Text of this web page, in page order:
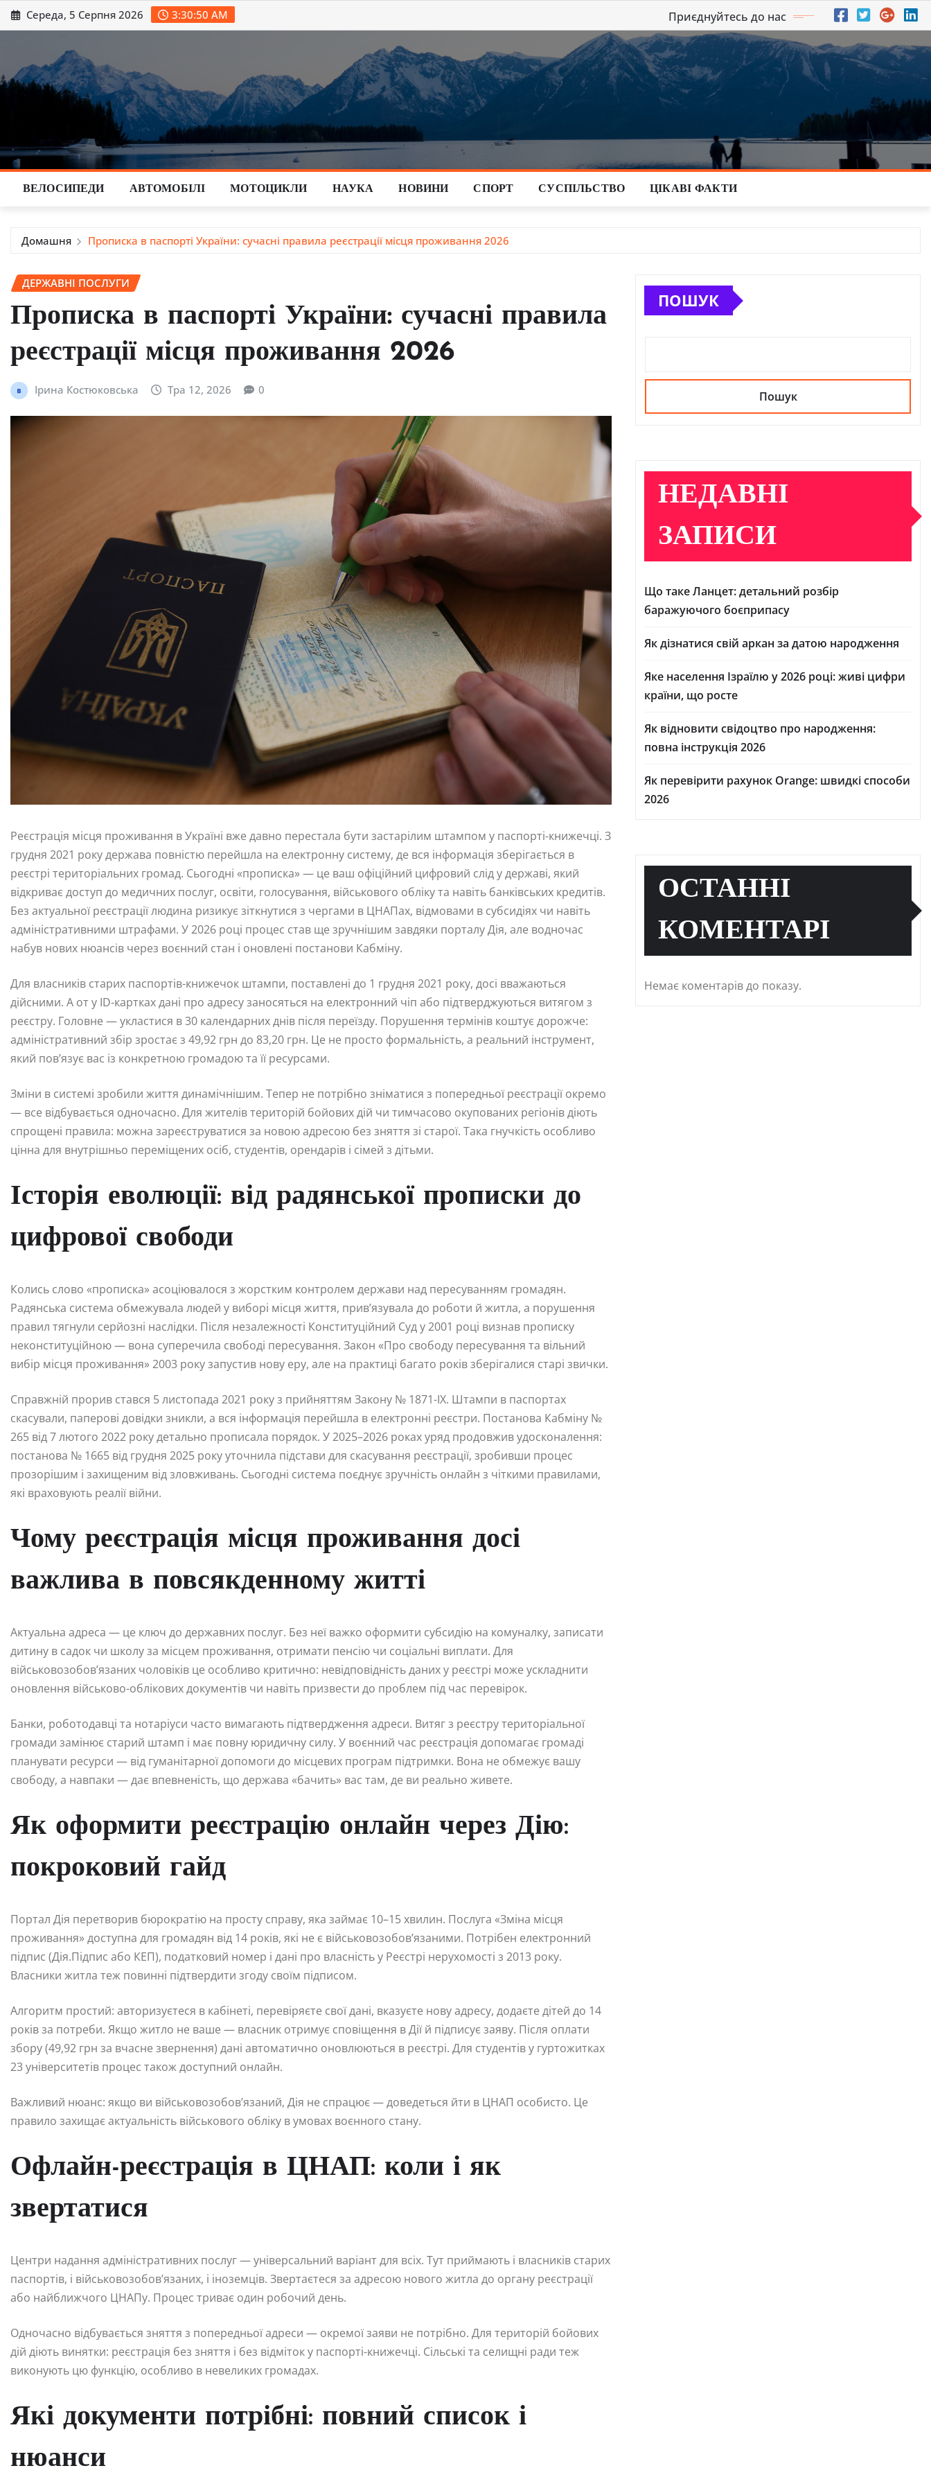
Перейти
до
Середа, 5 Серпня 2026 3:30:51 AM Приєднуйтесь до нас
ВЕЛОСИПЕДИ АВТОМОБІЛІ МОТОЦИКЛИ НАУКА НОВИНИ СПОРТ СУСПІЛЬСТВО ЦІКАВІ ФАКТИ
Домашня Прописка в паспорті України: сучасні правила реєстрації місця проживання 2026
ДЕРЖАВНІ ПОСЛУГИ
Прописка в паспорті України: сучасні правила
реєстрації місця проживання 2026
Ірина Костюковська Тра 12, 2026 0
Реєстрація місця проживання в Україні вже давно перестала бути застарілим штампом у паспорті-книжечці. З
грудня 2021 року держава повністю перейшла на електронну систему, де вся інформація зберігається в
реєстрі територіальних громад. Сьогодні «прописка» — це ваш офіційний цифровий слід у державі, який
відкриває доступ до медичних послуг, освіти, голосування, військового обліку та навіть банківських кредитів.
Без актуальної реєстрації людина ризикує зіткнутися з чергами в ЦНАПах, відмовами в субсидіях чи навіть
адміністративними штрафами. У 2026 році процес став ще зручнішим завдяки порталу Дія, але водночас
набув нових нюансів через воєнний стан і оновлені постанови Кабміну.
Для власників старих паспортів-книжечок штампи, поставлені до 1 грудня 2021 року, досі вважаються
дійсними. А от у ID-картках дані про адресу заносяться на електронний чіп або підтверджуються витягом з
реєстру. Головне — укластися в 30 календарних днів після переїзду. Порушення термінів коштує дорожче:
адміністративний збір зростає з 49,92 грн до 83,20 грн. Це не просто формальність, а реальний інструмент,
який пов’язує вас із конкретною громадою та її ресурсами.
Зміни в системі зробили життя динамічнішим. Тепер не потрібно зніматися з попередньої реєстрації окремо
— все відбувається одночасно. Для жителів територій бойових дій чи тимчасово окупованих регіонів діють
спрощені правила: можна зареєструватися за новою адресою без зняття зі старої. Така гнучкість особливо
цінна для внутрішньо переміщених осіб, студентів, орендарів і сімей з дітьми.
Історія еволюції: від радянської прописки до
цифрової свободи
Колись слово «прописка» асоціювалося з жорстким контролем держави над пересуванням громадян.
Радянська система обмежувала людей у виборі місця життя, прив’язувала до роботи й житла, а порушення
правил тягнули серйозні наслідки. Після незалежності Конституційний Суд у 2001 році визнав прописку
неконституційною — вона суперечила свободі пересування. Закон «Про свободу пересування та вільний
вибір місця проживання» 2003 року запустив нову еру, але на практиці багато років зберігалися старі звички.
Справжній прорив стався 5 листопада 2021 року з прийняттям Закону № 1871-IX. Штампи в паспортах
скасували, паперові довідки зникли, а вся інформація перейшла в електронні реєстри. Постанова Кабміну №
265 від 7 лютого 2022 року детально прописала порядок. У 2025–2026 роках уряд продовжив удосконалення:
постанова № 1665 від грудня 2025 року уточнила підстави для скасування реєстрації, зробивши процес
прозорішим і захищеним від зловживань. Сьогодні система поєднує зручність онлайн з чіткими правилами,
які враховують реалії війни.
Чому реєстрація місця проживання досі
важлива в повсякденному житті
Актуальна адреса — це ключ до державних послуг. Без неї важко оформити субсидію на комуналку, записати
дитину в садок чи школу за місцем проживання, отримати пенсію чи соціальні виплати. Для
військовозобов’язаних чоловіків це особливо критично: невідповідність даних у реєстрі може ускладнити
оновлення військово-облікових документів чи навіть призвести до проблем під час перевірок.
Банки, роботодавці та нотаріуси часто вимагають підтвердження адреси. Витяг з реєстру територіальної
громади замінює старий штамп і має повну юридичну силу. У воєнний час реєстрація допомагає громаді
планувати ресурси — від гуманітарної допомоги до місцевих програм підтримки. Вона не обмежує вашу
свободу, а навпаки — дає впевненість, що держава «бачить» вас там, де ви реально живете.
Як оформити реєстрацію онлайн через Дію:
покроковий гайд
Портал Дія перетворив бюрократію на просту справу, яка займає 10–15 хвилин. Послуга «Зміна місця
проживання» доступна для громадян від 14 років, які не є військовозобов’язаними. Потрібен електронний
підпис (Дія.Підпис або КЕП), податковий номер і дані про власність у Реєстрі нерухомості з 2013 року.
Власники житла теж повинні підтвердити згоду своїм підписом.
Алгоритм простий: авторизуєтеся в кабінеті, перевіряєте свої дані, вказуєте нову адресу, додаєте дітей до 14
років за потреби. Якщо житло не ваше — власник отримує сповіщення в Дії й підписує заяву. Після оплати
збору (49,92 грн за вчасне звернення) дані автоматично оновлюються в реєстрі. Для студентів у гуртожитках
23 університетів процес також доступний онлайн.
Важливий нюанс: якщо ви військовозобов’язаний, Дія не спрацює — доведеться йти в ЦНАП особисто. Це
правило захищає актуальність військового обліку в умовах воєнного стану.
Офлайн-реєстрація в ЦНАП: коли і як
звертатися
Центри надання адміністративних послуг — універсальний варіант для всіх. Тут приймають і власників старих
паспортів, і військовозобов’язаних, і іноземців. Звертаєтеся за адресою нового житла до органу реєстрації
або найближчого ЦНАПу. Процес триває один робочий день.
Одночасно відбувається зняття з попередньої адреси — окремої заяви не потрібно. Для територій бойових
дій діють винятки: реєстрація без зняття і без відміток у паспорті-книжечці. Сільські та селищні ради теж
виконують цю функцію, особливо в невеликих громадах.
Які документи потрібні: повний список і
нюанси
ПОШУК
Пошук
НЕДАВНІ
ЗАПИСИ
Що таке Ланцет: детальний розбір
баражуючого боєприпасу
Як дізнатися свій аркан за датою народження
Яке населення Ізраїлю у 2026 році: живі цифри
країни, що росте
Як відновити свідоцтво про народження:
повна інструкція 2026
Як перевірити рахунок Orange: швидкі способи
2026
ОСТАННІ
КОМЕНТАРІ
Немає коментарів до показу.